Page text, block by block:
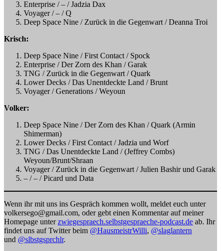
Enterprise / – / Jadzia Dax
Voyager / – / Q
Deep Space Nine / Zurück in die Gegenwart / Deanna Troi
Krisch:
Deep Space Nine / First Contact / Spock
Enterprise / Der Zorn des Khan / Garak
TNG / Zurück in die Gegenwart / Quark
Lower Decks / Das Unentdeckte Land / Brunt
Voyager / Generations / Weyoun
Volker:
Deep Space Nine / Der Zorn des Khan / Quark (Armin
Shimerman)
Lower Decks / First Contact / Jadzia und Worf
TNG / Das Unentdeckte Land / (Jeffrey Combs)
Weyoun/Brunt/Shraan
Voyager / Zurück in die Gegenwart / Julien Bashir und Garak
– / – / Picard und Data
Wenn ihr mit uns ins Gespräch kommen wollt, meldet euch unter
volkersego@gmail.com, oder gebt einen Kommentar auf meiner
Homepage unterzwiegespraech.selbstgespraeche-podcast.de ab. Ihr
findet uns auf Twitter beim @HausmeistrWilli, @slaglantern
und @slbstgsprchlr.